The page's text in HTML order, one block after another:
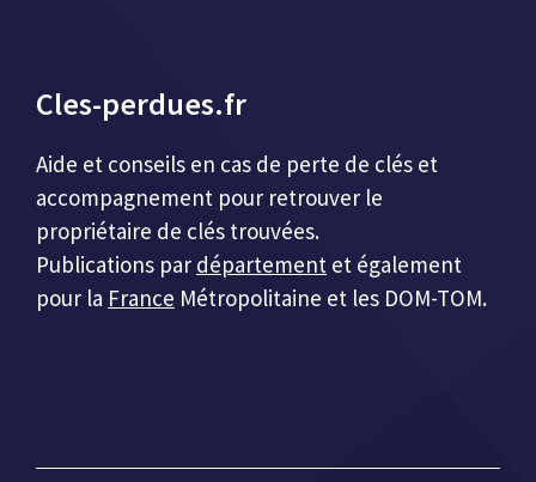
Cles-perdues.fr
Aide et conseils en cas de perte de clés et
accompagnement pour retrouver le
propriétaire de clés trouvées.
Publications par département et également
pour la France Métropolitaine et les DOM-TOM.